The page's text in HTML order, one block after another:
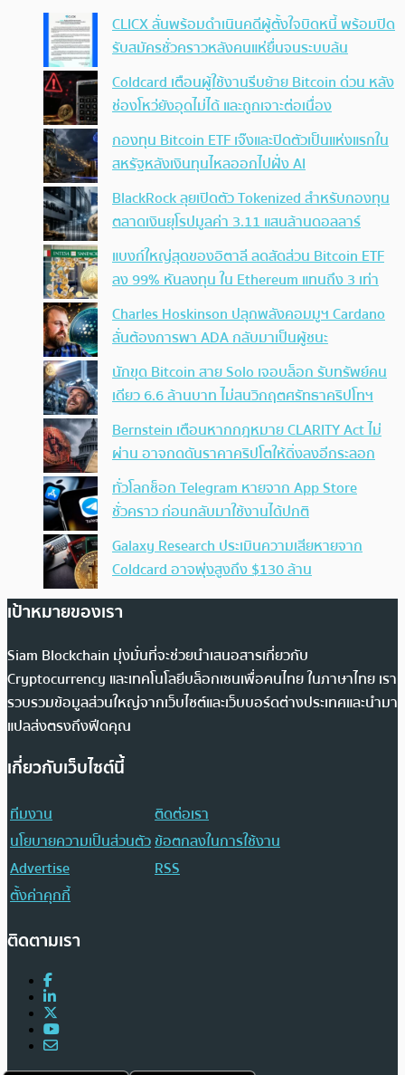
CLICX ลั่นพร้อมดำเนินคดีผู้ตั้งใจบิดหนี้ พร้อมปิด
รับสมัครชั่วคราวหลังคนแห่ยื่นจนระบบล้น
Coldcard เตือนผู้ใช้งานรีบย้าย Bitcoin ด่วน หลัง
ช่องโหว่ยังอุดไม่ได้ และถูกเจาะต่อเนื่อง
กองทุน Bitcoin ETF เจ๊งและปิดตัวเป็นแห่งแรกใน
สหรัฐหลังเงินทุนไหลออกไปฝั่ง AI
BlackRock ลุยเปิดตัว Tokenized สำหรับกองทุน
ตลาดเงินยุโรปมูลค่า 3.11 แสนล้านดอลลาร์
แบงก์ใหญ่สุดของอิตาลี ลดสัดส่วน Bitcoin ETF
ลง 99% หันลงทุน ใน Ethereum แทนถึง 3 เท่า
Charles Hoskinson ปลุกพลังคอมมูฯ Cardano
ลั่นต้องการพา ADA กลับมาเป็นผู้ชนะ
นักขุด Bitcoin สาย Solo เจอบล็อก รับทรัพย์คน
เดียว 6.6 ล้านบาท ไม่สนวิกฤตศรัทธาคริปโทฯ
Bernstein เตือนหากกฎหมาย CLARITY Act ไม่
ผ่าน อาจกดดันราคาคริปโตให้ดิ่งลงอีกระลอก
ทั่วโลกช็อก Telegram หายจาก App Store
ชั่วคราว ก่อนกลับมาใช้งานได้ปกติ
Galaxy Research ประเมินความเสียหายจาก
Coldcard อาจพุ่งสูงถึง $130 ล้าน
เป้าหมายของเรา
Siam Blockchain มุ่งมั่นที่จะช่วยนำเสนอสารเกี่ยวกับ
Cryptocurrency และเทคโนโลยีบล็อกเชนเพื่อคนไทย ในภาษาไทย เรา
รวบรวมข้อมูลส่วนใหญ่จากเว็บไซต์และเว็บบอร์ดต่างประเทศและนำมา
แปลส่งตรงถึงฟีดคุณ
เกี่ยวกับเว็บไซต์นี้
ทีมงาน
ติดต่อเรา
นโยบายความเป็นส่วนตัวข้อตกลงในการใช้งาน
Advertise
RSS
ตั้งค่าคุกกี้
ติดตามเรา